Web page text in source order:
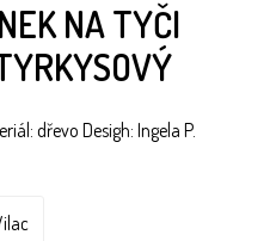
NA TYČI
dřevo Desigh: Ingela P.